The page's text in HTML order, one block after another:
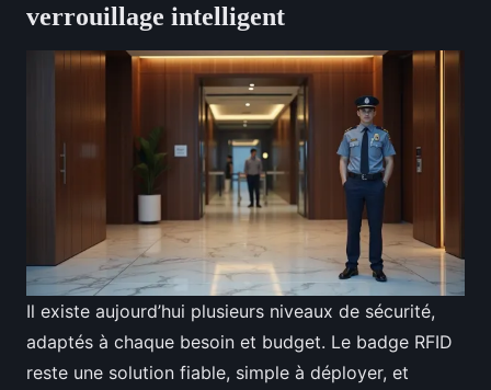
verrouillage intelligent
Il existe aujourd’hui plusieurs niveaux de sécurité,
adaptés à chaque besoin et budget. Le badge RFID
reste une solution fiable, simple à déployer, et